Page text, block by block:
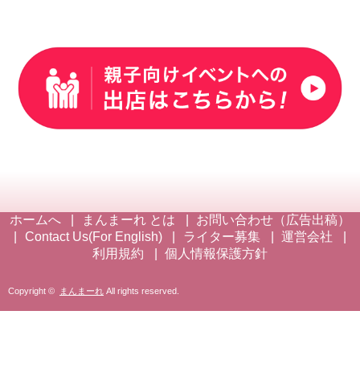
ホームへ まんまーれ とは
お問い合わせ（広告出稿）
Contact Us(For English)
ライター募集
運営会社
利用規約
個人情報保護方針
Copyright © まんまーれ All rights reserved.